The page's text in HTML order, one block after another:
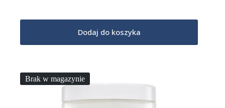
Dodaj do koszyka
Brak w magazynie